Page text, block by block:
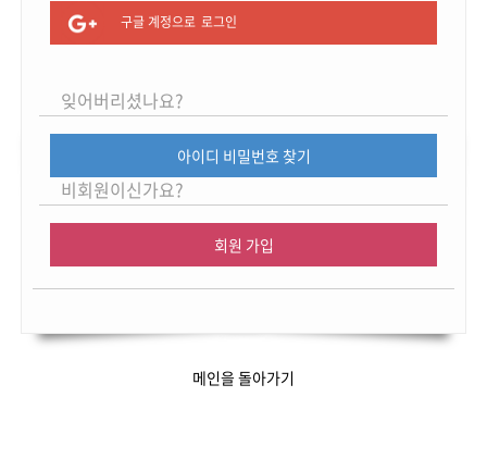
구글 계정으로 로그인
잊어버리셨나요?
아이디 비밀번호 찾기
비회원이신가요?
회원 가입
메인을 돌아가기